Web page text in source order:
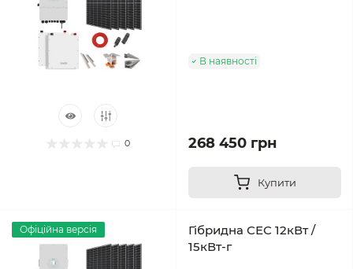
0
В наявності
268 450 грн
Купити
Офіційна версія
Гібридна СЕС 12кВт /
15кВт-г